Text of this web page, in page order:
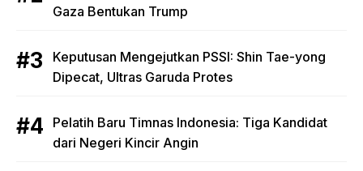
Gaza Bentukan Trump
Keputusan Mengejutkan PSSI: Shin Tae-yong
Dipecat, Ultras Garuda Protes
Pelatih Baru Timnas Indonesia: Tiga Kandidat
dari Negeri Kincir Angin